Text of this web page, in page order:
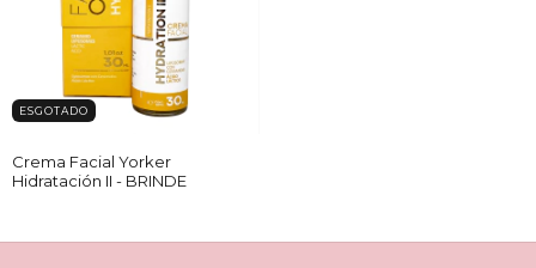
ESGOTADO
Crema Facial Yorker
Hidratación II - BRINDE